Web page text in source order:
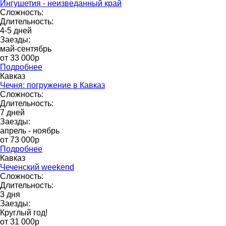
Ингушетия - неизведанный край
Сложность:
Длительность:
4-5 дней
Заезды:
май-сентябрь
от 33 000р
Подробнее
Кавказ
Чечня: погружение в Кавказ
Сложность:
Длительность:
7 дней
Заезды:
апрель - ноябрь
от 73 000p
Подробнее
Кавказ
Чеченский weekend
Сложность:
Длительность:
3 дня
Заезды:
Круглый год!
от 31 000p